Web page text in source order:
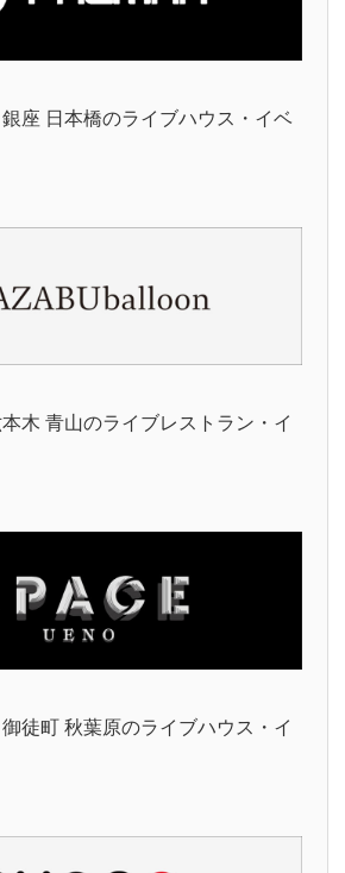
座 日本橋のライブハウス・イベ
木 青山のライブレストラン・イ
徒町 秋葉原のライブハウス・イ